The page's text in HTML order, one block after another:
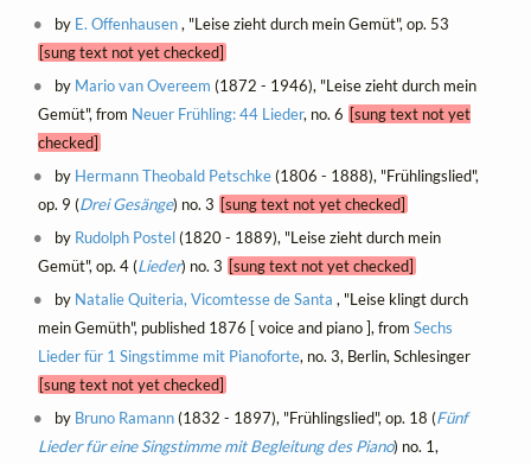
by E. Offenhausen, "Leise zieht durch mein Gemüt", op. 53
[sung text not yet checked]
by Mario van Overeem (1872 - 1946), "Leise zieht durch mein
Gemüt", from Neuer Frühling: 44 Lieder, no. 6 [sung text not yet
checked]
by Hermann Theobald Petschke(1806 - 1888), "Frühlingslied",
op. 9 (Drei Gesänge) no. 3 [sung text not yet checked]
by Rudolph Postel(1820 - 1889), "Leise zieht durch mein
Gemüt", op. 4 (Lieder) no. 3 [sung text not yet checked]
by Natalie Quiteria, Vicomtesse de Santa , "Leise klingt durch
mein Gemüth", published 1876 [ voice and piano ], from Sechs
Lieder für 1 Singstimme mit Pianoforte, no. 3, Berlin, Schlesinger
[sung text not yet checked]
by Bruno Ramann(1832 - 1897), "Frühlingslied", op. 18 (Fünf
Lieder für eine Singstimme mit Begleitung des Piano) no. 1,